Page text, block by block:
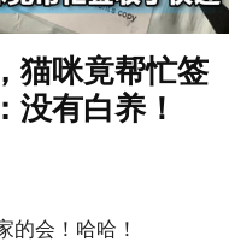
猫咪竟帮忙签
没有白养！
的会！哈哈！